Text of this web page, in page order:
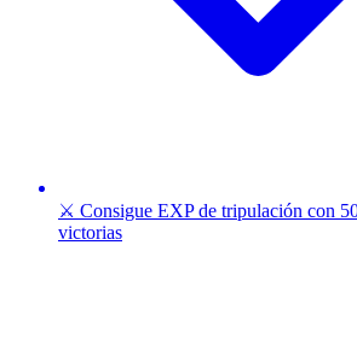
⚔️ Consigue EXP de tripulación con
victorias